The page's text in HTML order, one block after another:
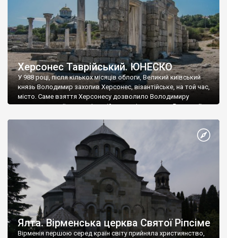
Херсонес Таврійський. ЮНЕСКО
У 988 році, після кількох місяців облоги, Великий київський
князь Володимир захопив Херсонес, візантійське, на той час,
місто. Саме взяття Херсонесу дозволило Володимиру
диктувати свої умови візантійському імператору Василю ІІ, та
Херсонесі Володимир-язичник, став Василем-християнином.
А потім було Хрещення Русі. На честь Херсонесу Таврійського
Ялта. Вірменська церква Святої Ріпсіме
Вірменія першою серед країн світу прийняла християнство,